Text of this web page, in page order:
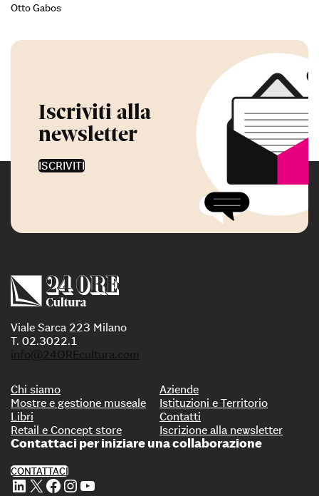
Otto Gabos
Iscriviti alla
newsletter
ISCRIVITI
Viale Sarca 223 Milano
T. 02.3022.1
info@24OREcultura.com
Chi siamo
Mostre e gestione museale
Libri
Retail e Concept store
Aziende
Istituzioni e Territorio
Contatti
Iscrizione alla newsletter
Contattaci per iniziare una collaborazione
CONTATTACI
Profilo Linkedin di 24 ORE Cultura Profilo X di 24 ORE Cultura Profilo Facebook di 24 ORE Cultura Profilo Instagram di 24 ORE Cultura Profilo Youtube di 24 ORE Cultura